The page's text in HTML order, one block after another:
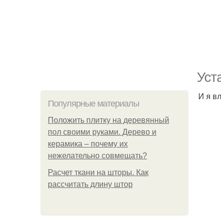
Популярные материалы
Положить плитку на деревянный
пол своими руками. Дерево и
керамика – почему их
нежелательно совмещать?
Расчет ткани на шторы. Как
рассчитать длину штор
И я